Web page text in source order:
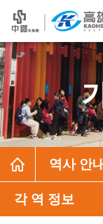
역사 안내
각 역 정보